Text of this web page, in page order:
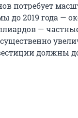
потребует
до 2019 года —
—
должны